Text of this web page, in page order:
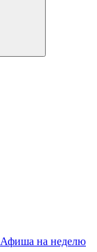
Афиша на неделю